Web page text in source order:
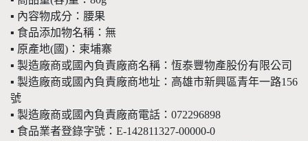
▪️ 內容物成分：腰果
▪️ 食品添加物名稱：無
▪️ 原產地(國)：柬埔寨
▪️ 製造廠商或國內負責廠商名稱：恆泰豐物產股份有限公司
▪️ 製造廠商或國內負責廠商地址：高雄市新興區青年一路156
號
▪️ 製造廠商或國內負責廠商電話：072296898
▪️ 食品業者登錄字號：E-142811327-00000-0